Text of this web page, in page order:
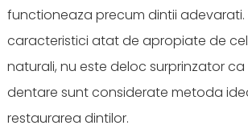
functioneaza precum dintii adevarati.
caracteristici atat de apropiate de
naturali, nu este deloc surprinzator
dentare sunt considerate metoda
restaurarea dintilor.